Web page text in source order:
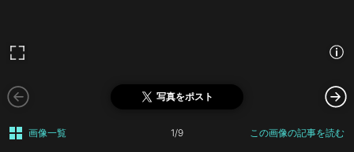
写真をポスト
画像一覧 1/9 この画像の記事を読む